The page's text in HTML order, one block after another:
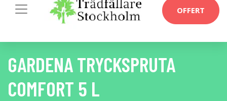
OFFERT
GARDENA TRYCKSPRUTA
COMFORT 5 L